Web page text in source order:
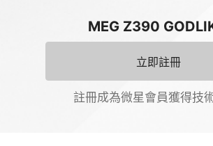
MEG Z390
立即註冊
註冊成為微星會員獲得技